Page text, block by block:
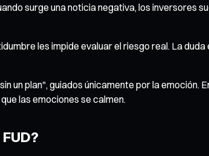
surge una noticia negativa, los inversores
les impide evaluar el riesgo real. La
plan", guiados únicamente por la emoción.
las emociones se calmen.